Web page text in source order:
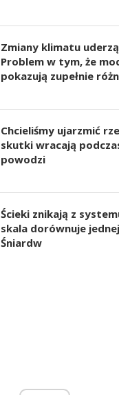
Zmiany klimatu uderzą
Problem w tym, że
pokazują zupełnie
Chcieliśmy ujarzmić
skutki wracają
powodzi
Ścieki znikają z
skala dorównuje
Śniardw